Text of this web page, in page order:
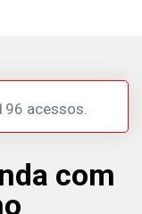
acessos.
com